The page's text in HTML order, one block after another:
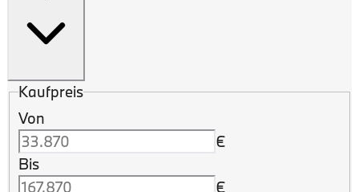
Kaufpreis
Von
€
Bis
€